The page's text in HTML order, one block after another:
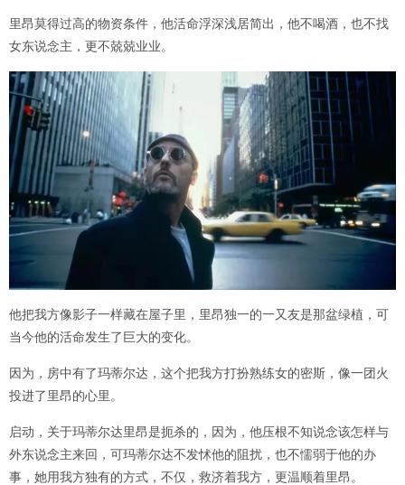
里昂莫得过高的物资条件，他活命浮深浅居简出，他不喝酒，也不找
女东说念主，更不兢兢业业。
他把我方像影子一样藏在屋子里，里昂独一的一又友是那盆绿植，可
当今他的活命发生了巨大的变化。
因为，房中有了玛蒂尔达，这个把我方打扮熟练女的密斯，像一团火
投进了里昂的心里。
启动，关于玛蒂尔达里昂是扼杀的，因为，他压根不知说念该怎样与
外东说念主来回，可玛蒂尔达不发怵他的阻扰，也不懦弱于他的办
事，她用我方独有的方式，不仅，救济着我方，更温顺着里昂。